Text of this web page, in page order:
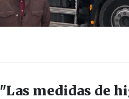
"Las medidas de